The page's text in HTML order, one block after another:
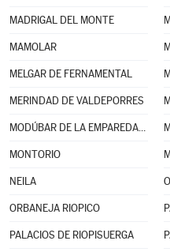
MADRIGAL DEL MONTE
MAMOLAR
MELGAR DE FERNAMENTAL
MERINDAD DE VALDEPORRES
MODÚBAR DE LA EMPAREDADA
MONTORIO
NEILA
ORBANEJA RIOPICO
PALACIOS DE RIOPISUERGA